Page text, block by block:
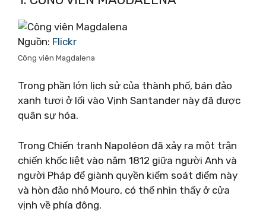
Nguồn: Flickr
Công viên Magdalena
Trong phần lớn lịch sử của thành phố, bán đảo
xanh tươi ở lối vào Vịnh Santander này đã được
quân sự hóa.
Trong Chiến tranh Napoléon đã xảy ra một trận
chiến khốc liệt vào năm 1812 giữa người Anh và
người Pháp để giành quyền kiểm soát điểm này
và hòn đảo nhỏ Mouro, có thể nhìn thấy ở cửa
vịnh về phía đông.